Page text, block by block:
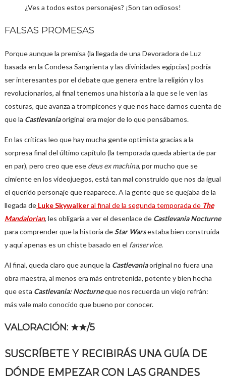
¿Ves a todos estos personajes? ¡Son tan odiosos!
FALSAS PROMESAS
Porque aunque la premisa (la llegada de una Devoradora de Luz
basada en la Condesa Sangrienta y las divinidades egipcias) podría
ser interesantes por el debate que genera entre la religión y los
revolucionarios, al final tenemos una historia a la que se le ven las
costuras, que avanza a trompicones y que nos hace darnos cuenta de
que la Castlevaniaoriginal era mejor de lo que pensábamos.
En las críticas leo que hay mucha gente optimista gracias a la
sorpresa final del último capítulo (la temporada queda abierta de par
en par), pero creo que ese deus ex machina, por mucho que se
cimiente en los videojuegos, está tan mal construido que nos da igual
el querido personaje que reaparece. A la gente que se quejaba de la
llegada deLuke Skywalkeral final de la segunda temporada de The
Mandalorian, les obligaría a ver el desenlace de Castlevania Nocturne
para comprender que la historia deStar Warsestaba bien construida
y aquí apenas es un chiste basado en el fanservice.
Al final, queda claro que aunque la Castlevaniaoriginal no fuera una
obra maestra, al menos era más entretenida, potente y bien hecha
que esta Castlevania: Nocturneque nos recuerda un viejo refrán:
más vale malo conocido que bueno por conocer.
VALORACIÓN: ★★/5
SUSCRÍBETE Y RECIBIRÁS UNA GUÍA DE
DÓNDE EMPEZAR CON LAS GRANDES